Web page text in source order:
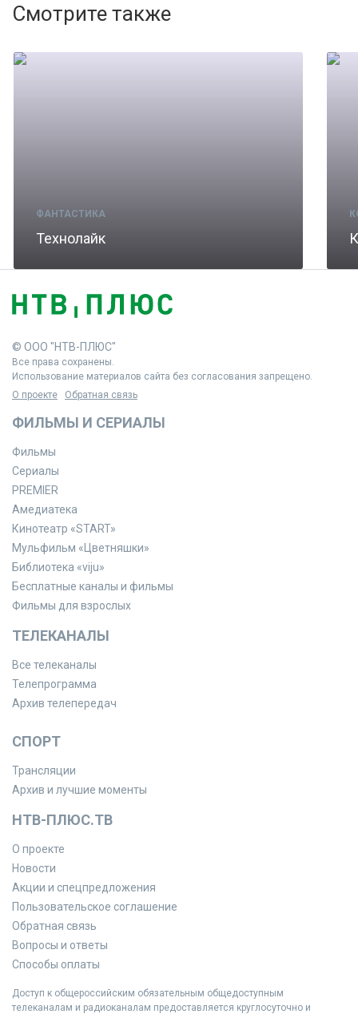
Смотрите также
ФАНТАСТИКА
Технолайк
© ООО "НТВ-ПЛЮС"
Все права сохранены.
Использование материалов сайта без согласования запрещено.
О проекте
Обратная связь
ФИЛЬМЫ И СЕРИАЛЫ
Фильмы
Сериалы
PREMIER
Амедиатека
Кинотеатр «START»
Мульфильм «Цветняшки»
Библиотека «viju»
Бесплатные каналы и фильмы
Фильмы для взрослых
ТЕЛЕКАНАЛЫ
Все телеканалы
Телепрограмма
Архив телепередач
СПОРТ
Трансляции
Архив и лучшие моменты
НТВ-ПЛЮС.ТВ
О проекте
Новости
Акции и спецпредложения
Пользовательское соглашение
Обратная связь
Вопросы и ответы
Способы оплаты
Доступ к общероссийским обязательным общедоступным
телеканалам и радиоканалам предоставляется круглосуточно и